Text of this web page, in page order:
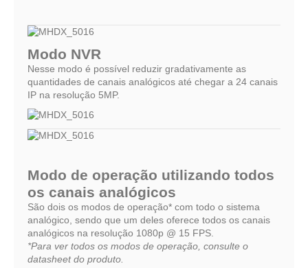
Modo NVR
Nesse modo é possível reduzir gradativamente as
quantidades de canais analógicos até chegar a 24 canais
IP na resolução 5MP.
Modo de operação utilizando todos
os canais analógicos
São dois os modos de operação* com todo o sistema
analógico, sendo que um deles oferece todos os canais
analógicos na resolução 1080p @ 15 FPS.
*Para ver todos os modos de operação, consulte o
datasheet do produto.